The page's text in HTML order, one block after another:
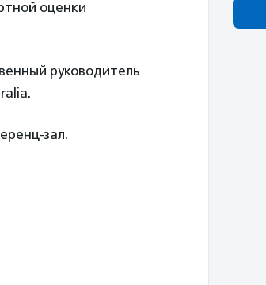
оценки
руководитель
зал.